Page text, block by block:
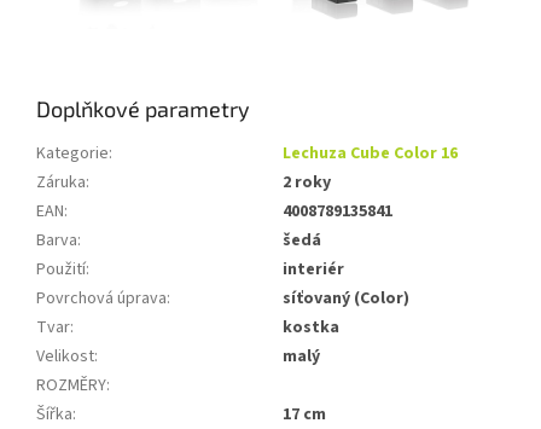
Doplňkové parametry
Kategorie:
Lechuza Cube Color 16
Záruka:
2 roky
EAN:
4008789135841
Barva:
šedá
Použití:
interiér
Povrchová úprava:
síťovaný (Color)
Tvar:
kostka
Velikost:
malý
ROZMĚRY:
Šířka:
17 cm